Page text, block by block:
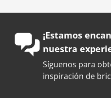
¡Estamos
nuestra
Síguenos para
inspiración de